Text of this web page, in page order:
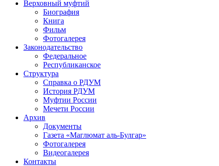
Верховный муфтий
Биография
Книга
Фильм
Фотогалерея
Законодательство
Федеральное
Республиканское
Структура
Справка о РДУМ
История РДУМ
Муфтии России
Мечети России
Архив
Документы
Газета «Маглюмат аль-Булгар»
Фотогалерея
Видеогалерея
Контакты